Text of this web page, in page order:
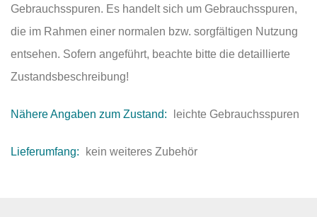
Gebrauchsspuren. Es handelt sich um Gebrauchsspuren,
die im Rahmen einer normalen bzw. sorgfältigen Nutzung
entsehen. Sofern angeführt, beachte bitte die detaillierte
Zustandsbeschreibung!
Nähere Angaben zum Zustand: leichte Gebrauchsspuren
Lieferumfang: kein weiteres Zubehör